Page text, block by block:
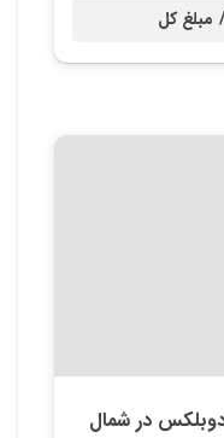
مبلغ کل
دوبلکس در شمال